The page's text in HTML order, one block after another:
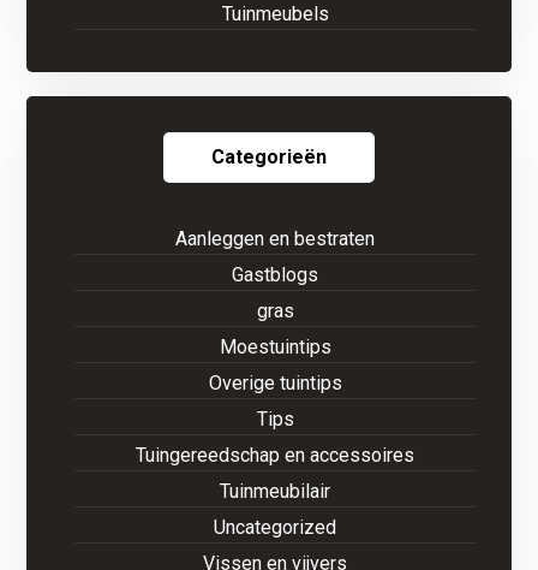
Tuinmeubels
Categorieën
Aanleggen en bestraten
Gastblogs
gras
Moestuintips
Overige tuintips
Tips
Tuingereedschap en accessoires
Tuinmeubilair
Uncategorized
Vissen en vijvers